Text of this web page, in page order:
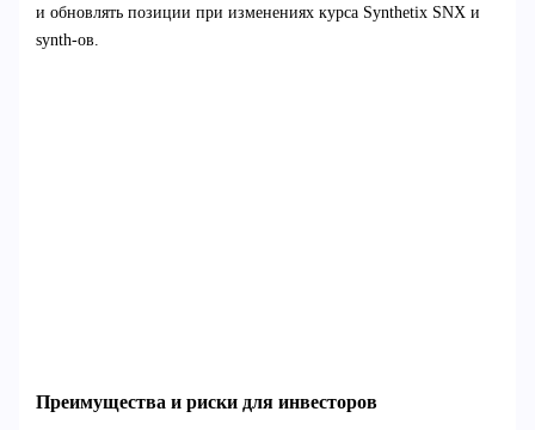
и обновлять позиции при изменениях курса Synthetix SNX и
synth-ов.
Преимущества и риски для инвесторов